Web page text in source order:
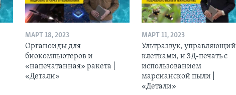
МАРТ 18, 2023
Органоиды для
биокомпьютеров и
«напечатанная» ракета |
«Детали»
МАРТ 11, 2023
Ультразвук, управляющий
клетками, и 3Д-печать c
использованием
марсианской пыли |
«Детали»